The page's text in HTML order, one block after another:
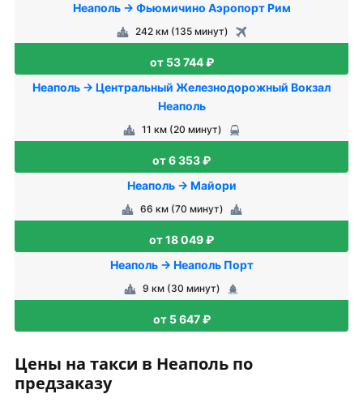
Неаполь → Фьюмичино Аэропорт Рим
242 км (135 минут)
от 53 744 ₽
Неаполь → Центральный Железнодорожный Вокзал
Неаполь
11 км (20 минут)
от 6 353 ₽
Неаполь → Майори
66 км (70 минут)
от 18 049 ₽
Неаполь → Неаполь Порт
9 км (30 минут)
от 5 647 ₽
Цены на такси в Неаполь по
предзаказу